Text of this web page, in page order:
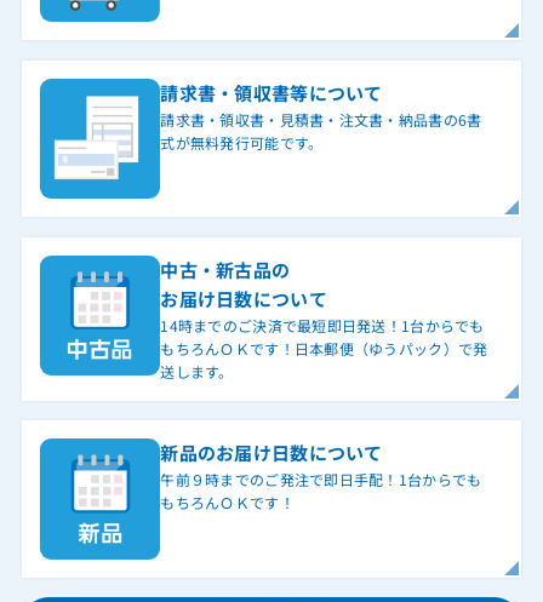
請求書・領収書等について
請求書・領収書・見積書・注文書・納品書の6書
式が無料発行可能です。
中古・新古品の
お届け日数について
14時までのご決済で最短即日発送！1台からでも
もちろんＯＫです！日本郵便（ゆうパック）で発
送します。
新品のお届け日数について
午前９時までのご発注で即日手配！1台からでも
もちろんＯＫです！